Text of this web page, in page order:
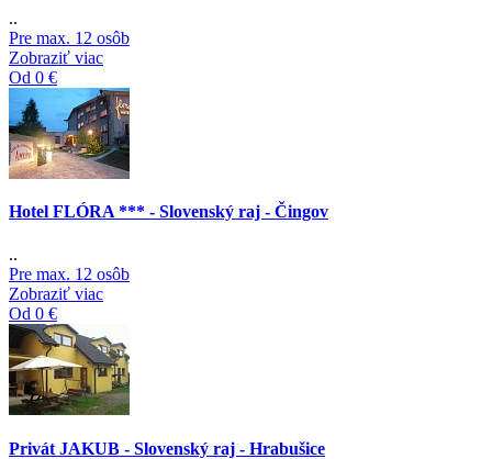
..
Pre max. 12 osôb
Zobraziť viac
Od 0 €
Hotel FLÓRA *** - Slovenský raj - Čingov
..
Pre max. 12 osôb
Zobraziť viac
Od 0 €
Privát JAKUB - Slovenský raj - Hrabušice